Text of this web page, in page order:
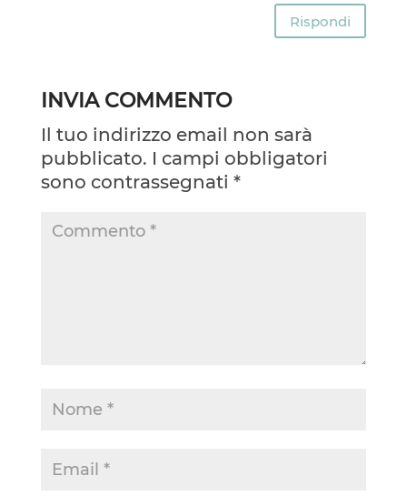
Rispondi
INVIA COMMENTO
Il tuo indirizzo email non sarà
pubblicato. I campi obbligatori
sono contrassegnati *